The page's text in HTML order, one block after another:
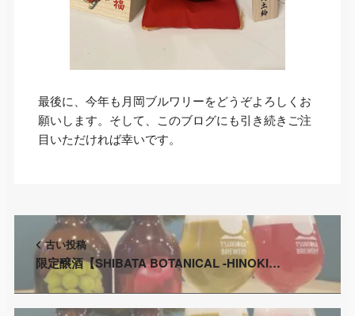
最後に、今年も月岡ブルワリーをどうぞよろしくお
願いします。そして、このブログにも引き続きご注
目いただければ幸いです。
古い投稿
限定醸酒【SHIBATA BOTANICAL -HINOKI…